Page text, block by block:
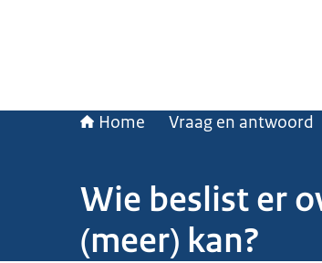
Home Vraag en antwoord
Wie beslist er
(meer) kan?